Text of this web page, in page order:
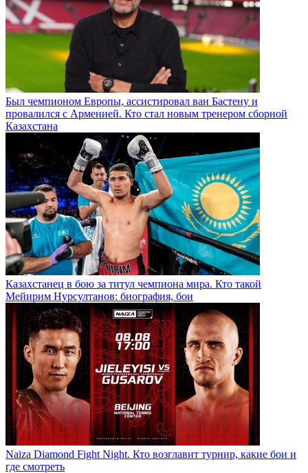
Был чемпионом Европы, ассистировал ван Бастену и
провалился с Арменией. Кто стал новым тренером сборной
Казахстана
Казахстанец в бою за титул чемпиона мира. Кто такой
Мейирим Нурсултанов: биография, бои
Naiza Diamond Fight Night. Кто возглавит турнир, какие бои и
где смотреть